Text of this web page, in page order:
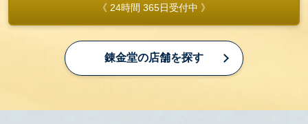
《 24時間 365日受付中 》
錬金堂の店舗を探す